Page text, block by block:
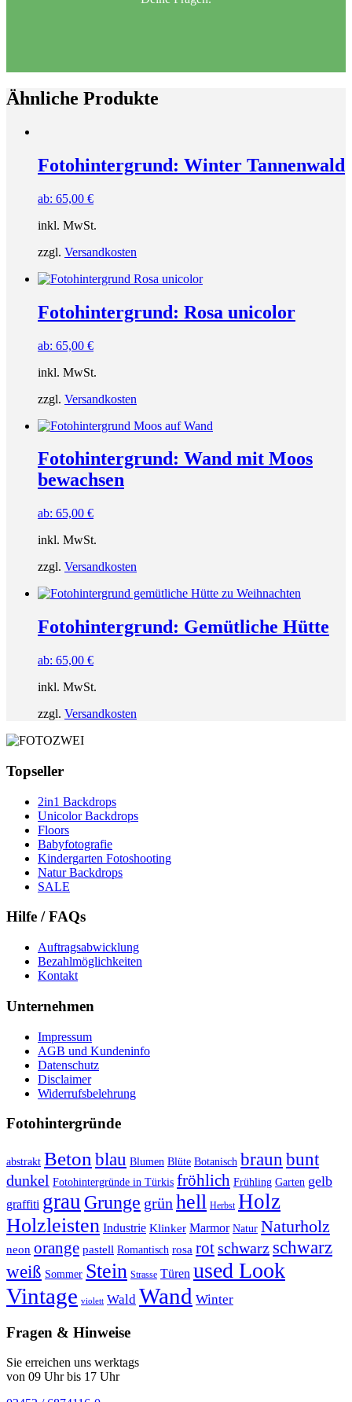
Ähnliche Produkte
Fotohintergrund: Winter Tannenwald
ab: 65,00 €
inkl. MwSt.
zzgl. Versandkosten
Fotohintergrund: Rosa unicolor
ab: 65,00 €
inkl. MwSt.
zzgl. Versandkosten
Fotohintergrund: Wand mit Moos
bewachsen
ab: 65,00 €
inkl. MwSt.
zzgl. Versandkosten
Fotohintergrund: Gemütliche Hütte
ab: 65,00 €
inkl. MwSt.
zzgl. Versandkosten
Topseller
2in1 Backdrops
Unicolor Backdrops
Floors
Babyfotografie
Kindergarten Fotoshooting
Natur Backdrops
SALE
Hilfe / FAQs
Auftragsabwicklung
Bezahlmöglichkeiten
Kontakt
Unternehmen
Impressum
AGB und Kundeninfo
Datenschutz
Disclaimer
Widerrufsbelehrung
Fotohintergründe
abstrakt Beton blau Blumen Blüte Botanisch braun bunt
dunkel Fotohintergründe in Türkis fröhlich Frühling Garten gelb
graffiti grau Grunge grün hell Herbst Holz
Holzleisten Industrie Klinker Marmor Natur Naturholz
neon orange pastell Romantisch rosa rotschwarz schwarz
weiß Sommer Stein Strasse Türen used Look
Vintage violett Wald Wand Winter
Fragen & Hinweise
Sie erreichen uns werktags
von 09 Uhr bis 17 Uhr